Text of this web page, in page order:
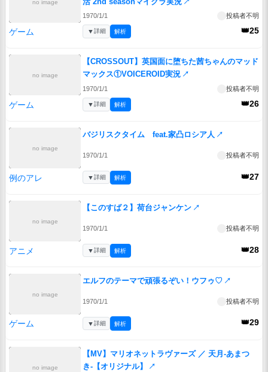
no image
1970/1/1 投稿者不明
ゲーム 👑25
▼詳細 解析
no image
【CROSSOUT】英国面に堕ちた茜ちゃんのマッド
マックス①VOICEROID実況 ↗
1970/1/1 投稿者不明
ゲーム 👑26
▼詳細 解析
no image
バジリスクタイム feat.家凸ロシア人 ↗
1970/1/1 投稿者不明
例のアレ 👑27
▼詳細 解析
no image
【このすば２】荷台ジャンケン ↗
1970/1/1 投稿者不明
アニメ 👑28
▼詳細 解析
no image
エルフのテーマで頑張るぞい！ウフゥ♡ ↗
1970/1/1 投稿者不明
ゲーム 👑29
▼詳細 解析
no image
【MV】マリオネットラヴァーズ ／ 天月-あまつ
き-【オリジナル】
↗